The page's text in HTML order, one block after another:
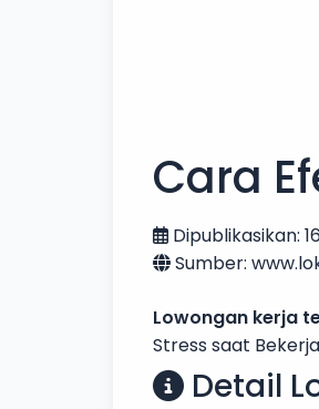
Cara
Dipublikasikan:
Sumber:
Lowongan kerja
Stress saat
Detail